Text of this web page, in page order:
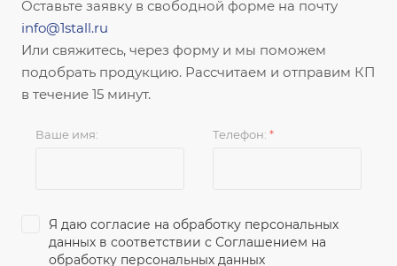
Оставьте заявку в свободной форме на почту
info@1stall.ru
Или свяжитесь, через форму и мы поможем
подобрать продукцию. Рассчитаем и отправим КП
в течение 15 минут.
Ваше имя: Телефон: *
Я даю согласие на обработку персональных
данных в соответствии с Соглашением на
обработку персональных данных